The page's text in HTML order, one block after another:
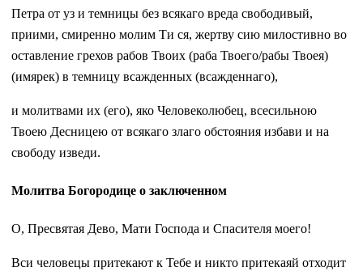
Петра от уз и темницы без всякаго вреда свободивый,
приими, смиренно молим Ти ся, жертву сию милостивно во
оставление грехов рабов Твоих (раба Твоего/рабы Твоея)
(имярек) в темницу всажденных (всажденнаго),
и молитвами их (его), яко Человеколюбец, всесильною
Твоею Десницею от всякаго злаго обстояния избави и на
свободу изведи.
Молитва Богородице о заключенном
О, Пресвятая Дево, Мати Господа и Спасителя моего!
Вси человецы притекают к Тебе и никто притекаяй отходит